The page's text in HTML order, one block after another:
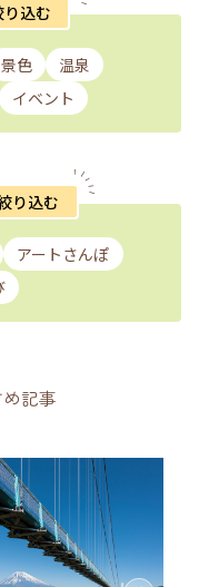
込む
景色
温泉
イベント
り込む
アートさんぽ
記事